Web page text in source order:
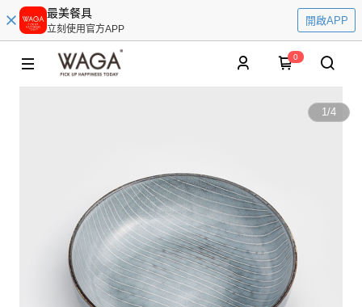
最美餐具
立刻使用官方APP
開啟APP
0
1/4